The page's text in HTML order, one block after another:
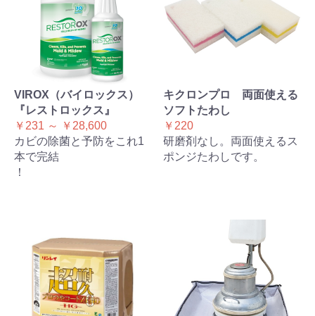
VIROX（バイロックス）
『レストロックス』
￥231 ～ ￥28,600
カビの除菌と予防をこれ1
本で完結
！
キクロンプロ 両面使える
ソフトたわし
￥220
研磨剤なし。両面使えるス
ポンジたわしです。